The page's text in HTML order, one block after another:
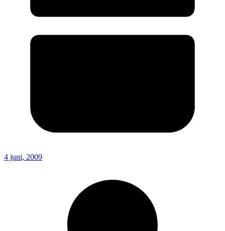
4 juni, 2009